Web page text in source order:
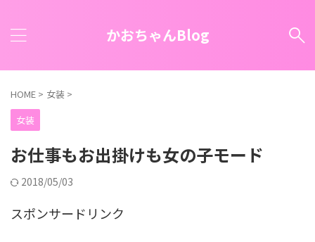
かおちゃんBlog
HOME > 女装 >
女装
お仕事もお出掛けも女の子モード
2018/05/03
スポンサードリンク